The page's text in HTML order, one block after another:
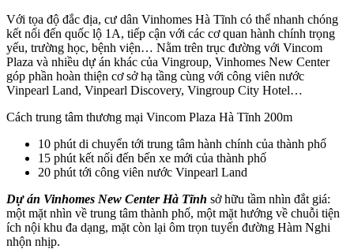
Với tọa độ đắc địa, cư dân Vinhomes Hà Tĩnh có thể nhanh chóng
kết nối đến quốc lộ 1A, tiếp cận với các cơ quan hành chính trọng
yếu, trường học, bệnh viện… Nằm trên trục đường với Vincom
Plaza và nhiều dự án khác của Vingroup, Vinhomes New Center
góp phần hoàn thiện cơ sở hạ tầng cùng với công viên nước
Vinpearl Land, Vinpearl Discovery, Vingroup City Hotel…
Cách trung tâm thương mại Vincom Plaza Hà Tĩnh 200m
10 phút di chuyển tới trung tâm hành chính của thành phố
15 phút kết nối đến bến xe mới của thành phố
20 phút tới công viên nước Vinpearl Land
Dự án Vinhomes New Center Hà Tĩnh sở hữu tầm nhìn đắt giá:
một mặt nhìn về trung tâm thành phố, một mặt hướng về chuỗi tiện
ích nội khu đa dạng, mặt còn lại ôm trọn tuyến đường Hàm Nghi
nhộn nhịp.